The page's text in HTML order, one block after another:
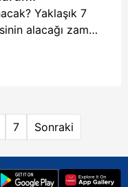
Yaklaşık 7
alacağı zam
ne zaman
son durum
2 Ağustos’ta
veriliyor. Son
bulan
7 Sonraki